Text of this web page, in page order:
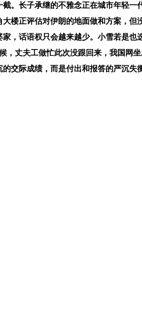
长子承继的不雅念正在城市年轻一
楼正评估对伊朗的地面做和方案，
，话语权只会越来越少。小雪若是
丈夫工做忙此次没跟回来，我国网
交际成绩，而是付出和报答的严沉